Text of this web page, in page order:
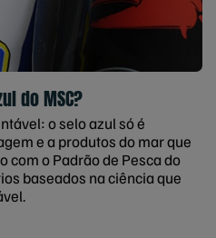
do MSC?
o selo azul só é
e a produtos do mar que
com o Padrão de Pesca do
baseados na ciência que